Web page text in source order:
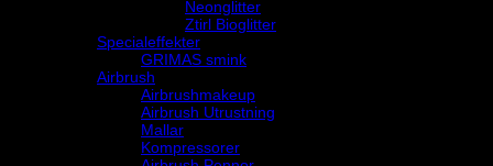
Neonglitter
Ztirl Bioglitter
Specialeffekter
GRIMAS smink
Airbrush
Airbrushmakeup
Airbrush Utrustning
Mallar
Kompressorer